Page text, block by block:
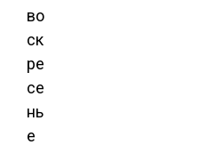
во
ск
ре
се
нь
е